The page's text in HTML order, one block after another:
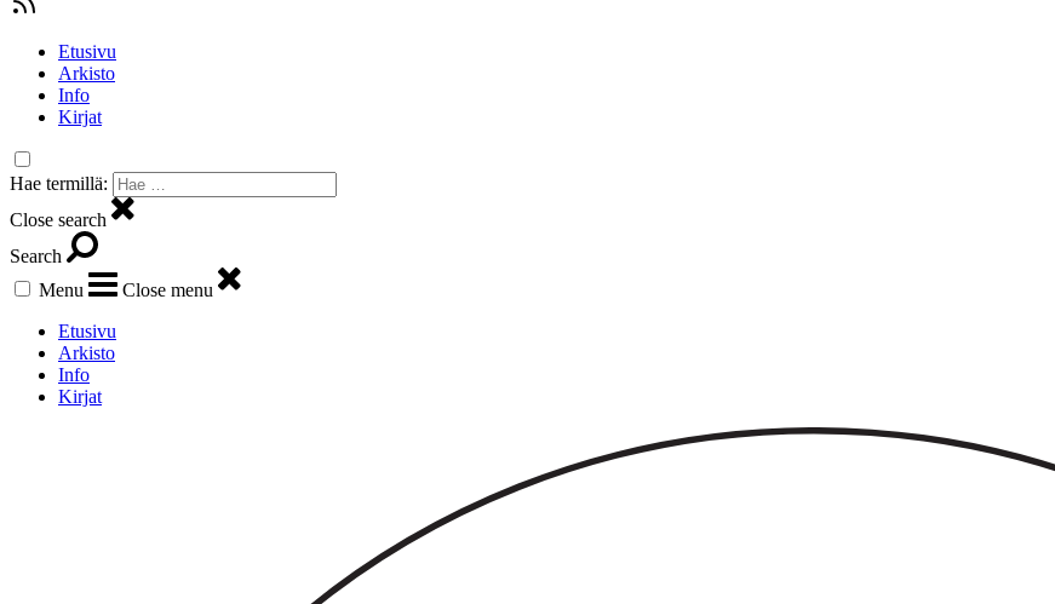
Etusivu
Arkisto
Info
Kirjat
Hae termillä:
Close search
Search
Menu
Close menu
Etusivu
Arkisto
Info
Kirjat